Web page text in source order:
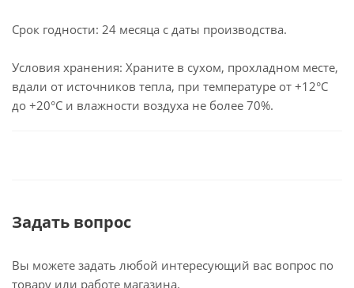
Срок годности: 24 месяца с даты производства.
Условия хранения: Храните в сухом, прохладном месте,
вдали от источников тепла, при температуре от +12°C
до +20°C и влажности воздуха не более 70%.
Задать вопрос
Вы можете задать любой интересующий вас вопрос по
товару или работе магазина.